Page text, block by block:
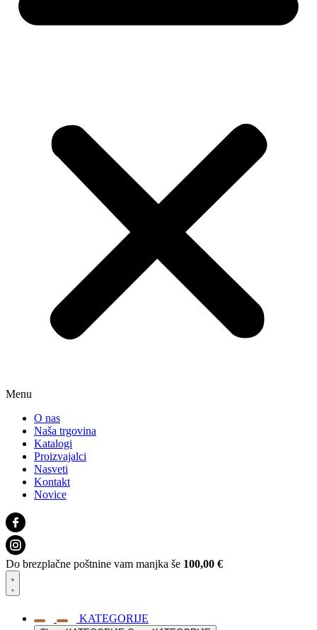
Menu
O nas
Naša trgovina
Katalogi
Proizvajalci
Nasveti
Kontakt
Novice
Do brezplačne poštnine vam manjka še 100,00 €
KATEGORIJE